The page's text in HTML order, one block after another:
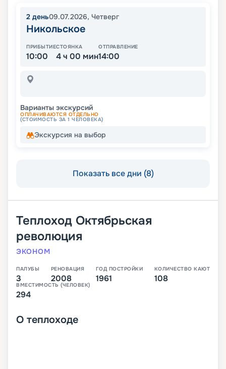
2 день09.07.2026, Четверг
Никольское
ПРИБЫТИЕ
10:00
СТОЯНКА
4 ч 00 мин
ОТПРАВЛЕНИЕ
14:00
Варианты экскурсий
ОПЛАЧИВАЮТСЯ ОТДЕЛЬНО
(СТОИМОСТЬ ЗА 1 ЧЕЛОВЕКА)
Экскурсия на выбор
Показать все дни (8)
Теплоход Октябрьская
революция
ЭКОНОМ
ПАЛУБЫ
3
РЕНОВАЦИЯ
2008
ГОД ПОСТРОЙКИ
1961
КОЛИЧЕСТВО КАЮТ
108
ВМЕСТИМОСТЬ (ЧЕЛОВЕК)
294
О теплоходе